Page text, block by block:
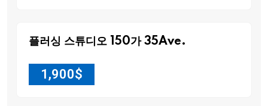
플러싱 스튜디오 150가 35Ave.
1,900$